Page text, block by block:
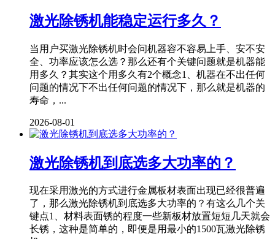
激光除锈机能稳定运行多久？
当用户买激光除锈机时会问机器容不容易上手、安不安
全、功率应该怎么选？那么还有个关键问题就是机器能
用多久？其实这个用多久有2个概念1、机器在不出任何
问题的情况下不出任何问题的情况下，那么就是机器的
寿命，...
2026-08-01
激光除锈机到底选多大功率的？
现在采用激光的方式进行金属板材表面出现已经很普遍
了，那么激光除锈机到底选多大功率的？有这么几个关
键点1、材料表面锈的程度一些新板材放置短短几天就会
长锈，这种是简单的，即便是用最小的1500瓦激光除锈